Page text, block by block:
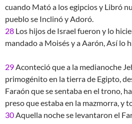
cuando Mató a los egipcios y Libró
pueblo se Inclinó y Adoró.
28 Los hijos de Israel fueron y lo
mandado a Moisés y a Aarón, Así lo
29Aconteció que a la medianoche
primogénito en la tierra de Egipto,
Faraón que se sentaba en el trono,
preso que estaba en la mazmorra, y
30Aquella noche se levantaron el